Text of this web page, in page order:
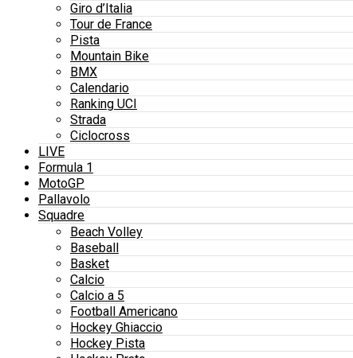
Giro d’Italia
Tour de France
Pista
Mountain Bike
BMX
Calendario
Ranking UCI
Strada
Ciclocross
LIVE
Formula 1
MotoGP
Pallavolo
Squadre
Beach Volley
Baseball
Basket
Calcio
Calcio a 5
Football Americano
Hockey Ghiaccio
Hockey Pista